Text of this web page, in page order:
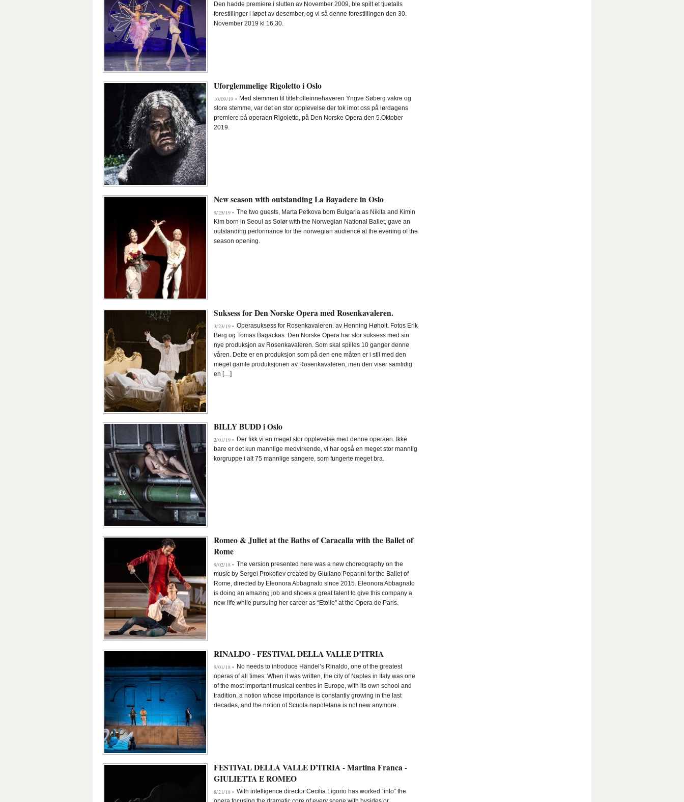
Den hadde premiere i slutten av November 2009, ble spilt et tjuetalls
forestillinger i løpet av desember, og vi så denne forestillingen den 30.
November 2019 kl 16.30.
Uforglemmelige Rigoletto i Oslo
10/09/19 • Med stemmen til tittelrolleinnehaveren Yngve Søberg vakre og
store stemme, var det en stor opplevelse der tok imot oss på lørdagens
premiere på operaen Rigoletto, på Den Norske Opera den 5.Oktober
2019.
New season with outstanding La Bayadere in Oslo
9/25/19 • The two guests, Marta Petkova born Bulgaria as Nikita and Kimin
Kim born in Seoul as Solør with the Norwegian National Ballet, gave an
outstanding performance for the norwegian audience at the evening of the
season opening.
Suksess for Den Norske Opera med Rosenkavaleren.
3/23/19 • Operasuksess for Rosenkavaleren. av Henning Høholt. Fotos Erik
Berg og Tomas Bagackas. Den Norske Opera har stor suksess med sin
nye produksjon av Rosenkavaleren. Som skal spilles 10 ganger denne
våren. Dette er en produksjon som på den ene måten er i stil med den
meget gamle produksjonen av Rosenkavaleren, men den viser samtidig
en […]
BILLY BUDD i Oslo
2/01/19 • Der fikk vi en meget stor opplevelse med denne operaen. Ikke
bare er det kun mannlige medvirkende, vi har også en meget stor mannlig
korgruppe i alt 75 mannlige sangere, som fungerte meget bra.
Romeo & Juliet at the Baths of Caracalla with the Ballet of
Rome
9/02/18 • The version presented here was a new choreography on the
music by Sergei Prokofiev created by Giuliano Peparini for the Ballet of
Rome, directed by Eleonora Abbagnato since 2015. Eleonora Abbagnato
is doing an amazing job and shows a great talent to give this company a
new life while pursuing her career as “Etoile” at the Opera de Paris.
RINALDO - FESTIVAL DELLA VALLE D’ITRIA
9/01/18 • No needs to introduce Händel’s Rinaldo, one of the greatest
operas of all times. When it was written, the city of Naples in Italy was one
of the most important musical centres in Europe, with its own school and
tradition, a notion whose importance is constantly growing in the last
decades, and the notion of Scuola napoletana is not new anymore.
FESTIVAL DELLA VALLE D’ITRIA - Martina Franca -
GIULIETTA E ROMEO
8/21/18 • With intelligence director Cecilia Ligorio has worked “into” the